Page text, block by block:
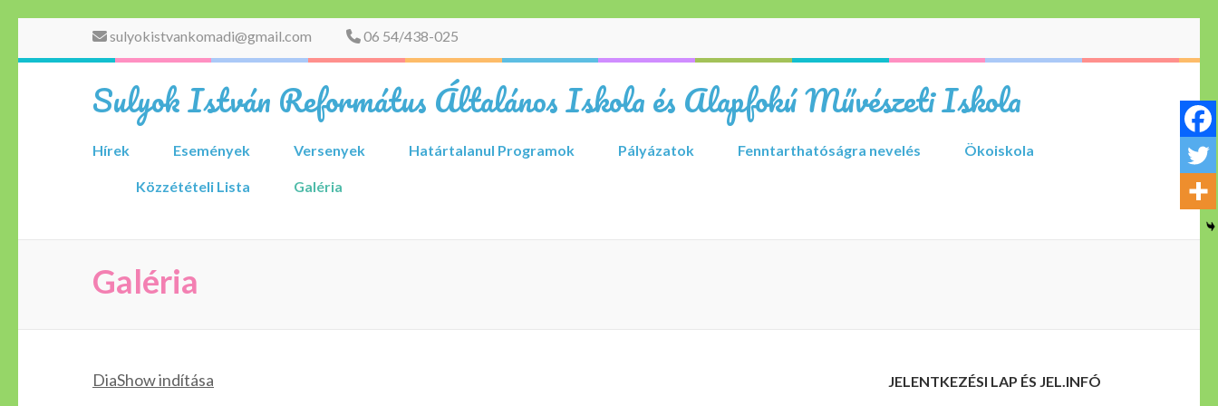
sulyokistvankomadi@gmail.com 06 54/438-025
Sulyok István Református Általános Iskola és Alapfokú Művészeti Iskola
Hírek Események Versenyek Határtalanul Programok Pályázatok Fenntarthatóságra nevelés Ökoiskola
Közzétételi Lista Galéria
Galéria
DiaShow indítása JELENTKEZÉSI LAP ÉS JEL.INFÓ